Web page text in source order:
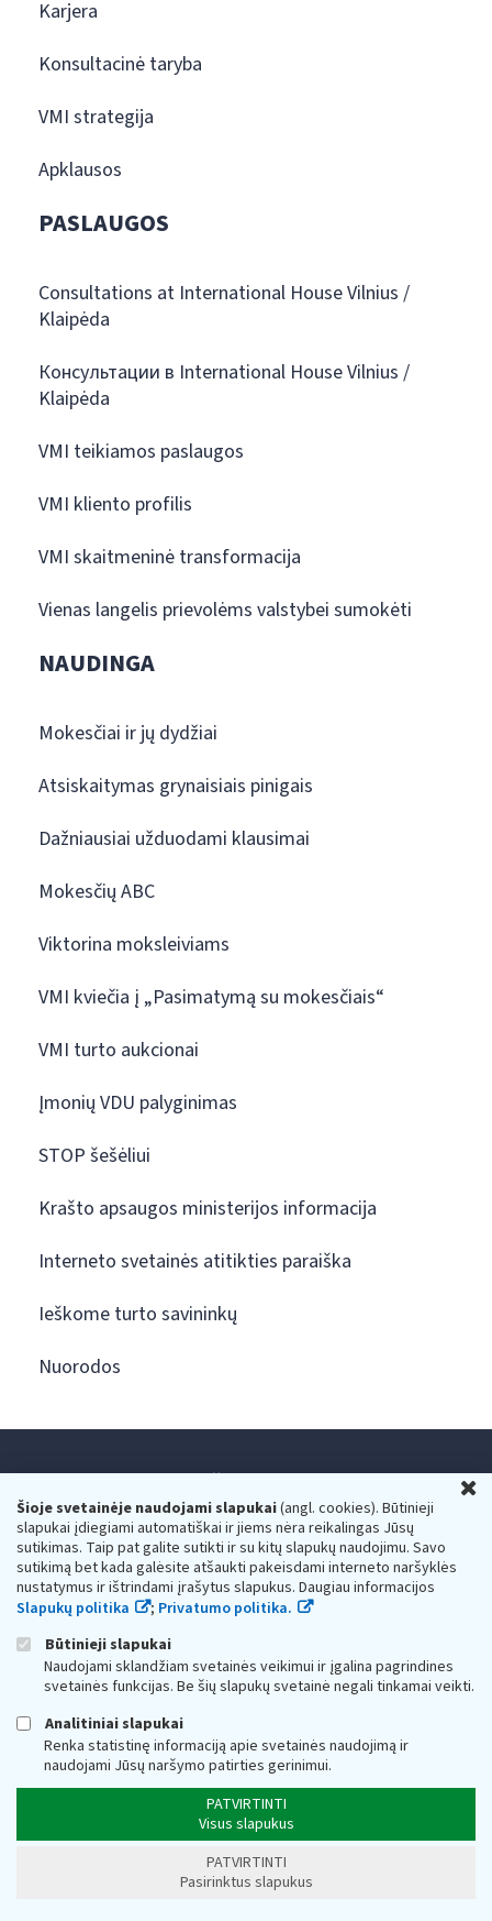
Šioje svetainėje naudojami slapukai(angl. cookies). Būtinieji
slapukai įdiegiami automatiškai ir jiems nėra reikalingas Jūsų
sutikimas. Taip pat galite sutikti ir su kitų slapukų naudojimu. Savo
sutikimą bet kada galėsite atšaukti pakeisdami interneto naršyklės
nustatymus ir ištrindami įrašytus slapukus. Daugiau informacijos
Slapukų politika
; Privatumo politika.
Būtinieji slapukai
Naudojami sklandžiam svetainės veikimui ir įgalina pagrindines
svetainės funkcijas. Be šių slapukų svetainė negali tinkamai veikti.
Analitiniai slapukai
Renka statistinę informaciją apie svetainės naudojimą ir
naudojami Jūsų naršymo patirties gerinimui.
PATVIRTINTI
Visus slapukus
PATVIRTINTI
Pasirinktus slapukus
Karjera
Konsultacinė taryba
VMI strategija
Apklausos
PASLAUGOS
Consultations at International House Vilnius /
Klaipėda
Консультации в International House Vilnius /
Klaipėda
VMI teikiamos paslaugos
VMI kliento profilis
VMI skaitmeninė transformacija
Vienas langelis prievolėms valstybei sumokėti
NAUDINGA
Mokesčiai ir jų dydžiai
Atsiskaitymas grynaisiais pinigais
Dažniausiai užduodami klausimai
Mokesčių ABC
Viktorina moksleiviams
VMI kviečia į „Pasimatymą su mokesčiais“
VMI turto aukcionai
Įmonių VDU palyginimas
STOP šešėliui
Krašto apsaugos ministerijos informacija
Interneto svetainės atitikties paraiška
Ieškome turto savininkų
Nuorodos
Konsultacijos mokesčių klausimais ir paslaugos
gyventojams:
+370 5 260 5060
Darbo laikas: I-IV 8.00-17.00, V 8.00-15.45.
Prieššventinę dieną - viena valanda trumpiau.
Kiekvieno mėnesio antrą penktadienį 8.00 val. - 12.00 val.
Paklausimas per Mano VMI
Valstybinė mokesčių inspekcija prie Lietuvos
Respublikos finansų ministerijos
Biudžetinė įstaiga. Juridinio asmens kodas — 188659752,
adresas: Vasario 16-osios g. 14, 01107 Vilnius, Lietuva, el.paštas:
, E. pristatymo dėžutės adresas 188659752
Duomenys apie Valstybinę mokesčių inspekciją prie Lietuvos